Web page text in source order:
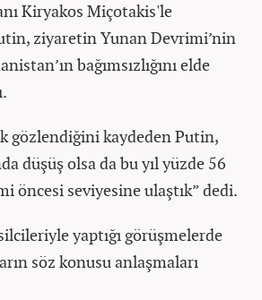
Kiryakos Miçotakis'le
ziyaretin Yunan Devrimi’nin
bağımsızlığını elde
kaydeden Putin,
düşüş olsa da bu yıl yüzde 56
öncesi seviyesine ulaştık” dedi.
yaptığı görüşmelerde
söz konusu anlaşmaları